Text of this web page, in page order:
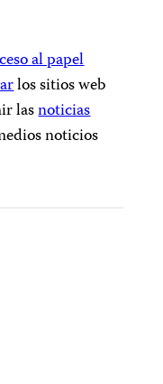
o al papel
los sitios web
lasnoticias
noticios